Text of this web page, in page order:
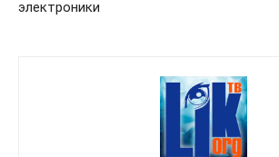
электроники